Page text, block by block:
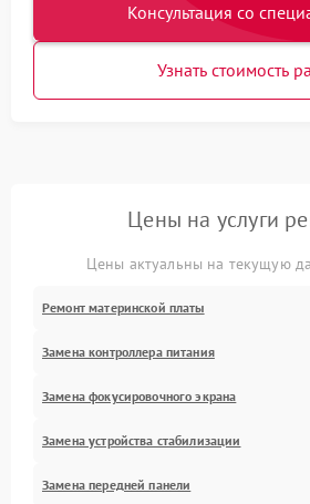
Консультация со
Узнать стоимость
Цены на услуги
Цены актуальны на текущую
Ремонт материнской платы
Замена контроллера питания
Замена фокусировочного экрана
Замена устройства стабилизации
Замена передней панели